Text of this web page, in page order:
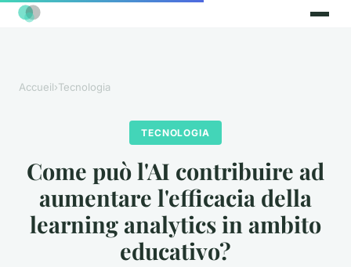
Accueil›Tecnologia
TECNOLOGIA
Come può l'AI contribuire ad
aumentare l'efficacia della
learning analytics in ambito
educativo?